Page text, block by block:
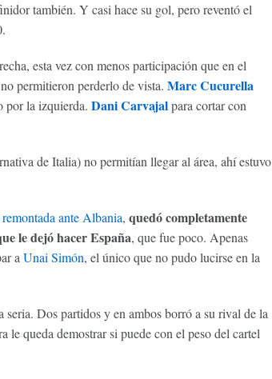
también. Y casi hace su gol, pero reventó el
esta vez con menos participación que en el
permitieron perderlo de vista. Marc Cucurella
por la izquierda. Dani Carvajalpara cortar con
de Italia) no permitían llegar al área, ahí estuvo
remontada ante Albania, quedó completamente
le dejó hacer España, que fue poco. Apenas
aUnai Simón, el único que no pudo lucirse en la
Dos partidos y en ambos borró a su rival de la
le queda demostrar si puede con el peso del cartel